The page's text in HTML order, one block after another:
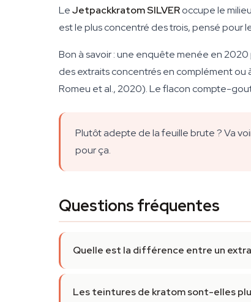
LeJetpackkratom SILVERoccupe le
est le plus concentré des trois, pensé pour
Bon à savoir : une enquête menée en
des extraits concentrés en complément ou
Romeu et al., 2020). Le flacon compte-
Plutôt adepte de la feuille brute ? Va
pour ça.
Questions fréquentes
Quelle est la différence entre un
Les teintures de kratom sont-elles